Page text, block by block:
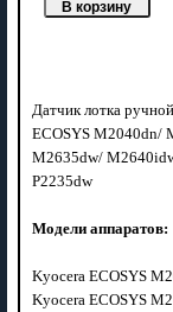
Датчик лотка
ECOSYS M2040dn/
M2635dw/
P2235dw
Модели аппаратов:
Kyocera ECOSYS
Kyocera ECOSYS